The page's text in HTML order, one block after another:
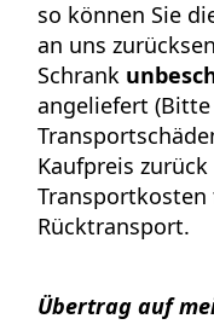
so können Sie
an uns
Schrank
angeliefert
Kaufpreis
Rücktransport.
Übertrag auf